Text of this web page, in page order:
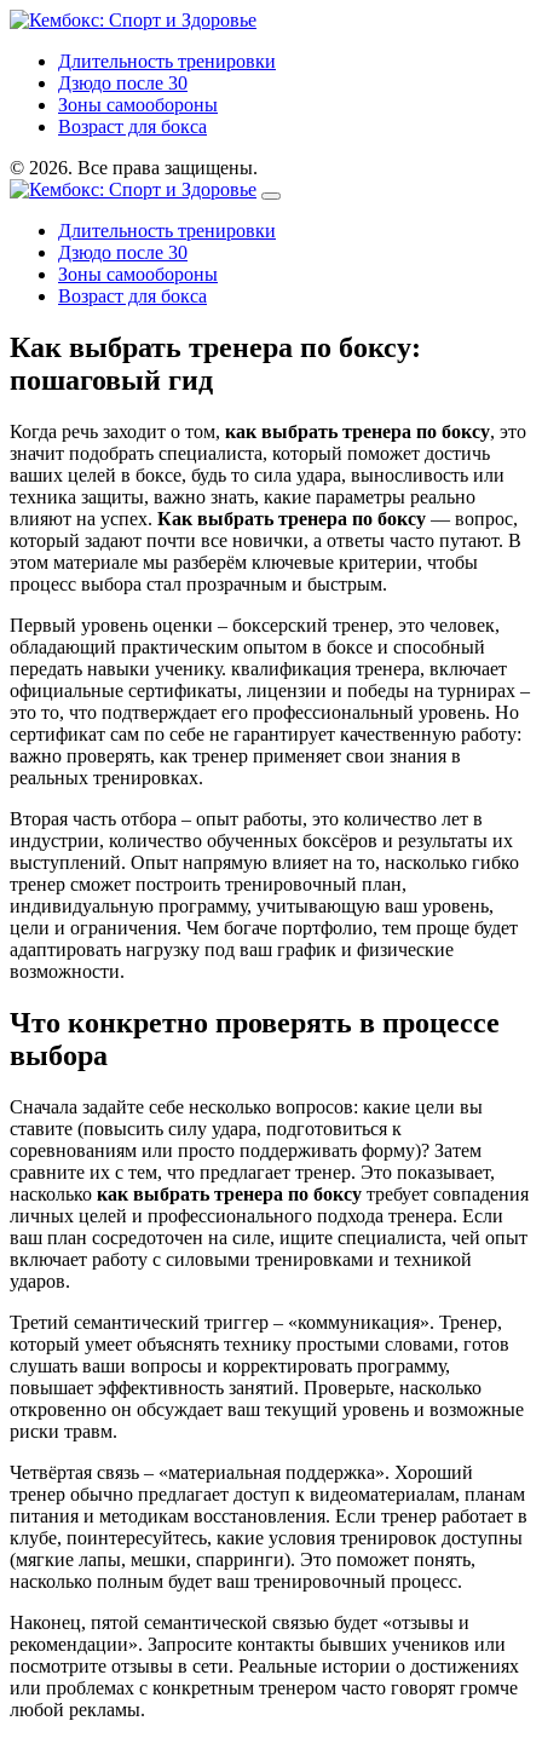
Длительность тренировки
Дзюдо после 30
Зоны самообороны
Возраст для бокса
© 2026. Все права защищены.
Длительность тренировки
Дзюдо после 30
Зоны самообороны
Возраст для бокса
Как выбрать тренера по боксу:
пошаговый гид
Когда речь заходит о том, как выбрать тренера по боксу, это
значит подобрать специалиста, который поможет достичь
ваших целей в боксе, будь то сила удара, выносливость или
техника защиты, важно знать, какие параметры реально
влияют на успех. Как выбрать тренера по боксу — вопрос,
который задают почти все новички, а ответы часто путают. В
этом материале мы разберём ключевые критерии, чтобы
процесс выбора стал прозрачным и быстрым.
Первый уровень оценки – боксерский тренер, это человек,
обладающий практическим опытом в боксе и способный
передать навыки ученику. квалификация тренера, включает
официальные сертификаты, лицензии и победы на турнирах –
это то, что подтверждает его профессиональный уровень. Но
сертификат сам по себе не гарантирует качественную работу:
важно проверять, как тренер применяет свои знания в
реальных тренировках.
Вторая часть отбора – опыт работы, это количество лет в
индустрии, количество обученных боксёров и результаты их
выступлений. Опыт напрямую влияет на то, насколько гибко
тренер сможет построить тренировочный план,
индивидуальную программу, учитывающую ваш уровень,
цели и ограничения. Чем богаче портфолио, тем проще будет
адаптировать нагрузку под ваш график и физические
возможности.
Что конкретно проверять в процессе
выбора
Сначала задайте себе несколько вопросов: какие цели вы
ставите (повысить силу удара, подготовиться к
соревнованиям или просто поддерживать форму)? Затем
сравните их с тем, что предлагает тренер. Это показывает,
насколько как выбрать тренера по боксу требует совпадения
личных целей и профессионального подхода тренера. Если
ваш план сосредоточен на силе, ищите специалиста, чей опыт
включает работу с силовыми тренировками и техникой
ударов.
Третий семантический триггер – «коммуникация». Тренер,
который умеет объяснять технику простыми словами, готов
слушать ваши вопросы и корректировать программу,
повышает эффективность занятий. Проверьте, насколько
откровенно он обсуждает ваш текущий уровень и возможные
риски травм.
Четвёртая связь – «материальная поддержка». Хороший
тренер обычно предлагает доступ к видеоматериалам, планам
питания и методикам восстановления. Если тренер работает в
клубе, поинтересуйтесь, какие условия тренировок доступны
(мягкие лапы, мешки, спарринги). Это поможет понять,
насколько полным будет ваш тренировочный процесс.
Наконец, пятой семантической связью будет «отзывы и
рекомендации». Запросите контакты бывших учеников или
посмотрите отзывы в сети. Реальные истории о достижениях
или проблемах с конкретным тренером часто говорят громче
любой рекламы.